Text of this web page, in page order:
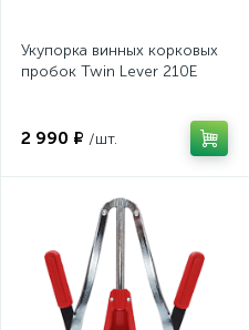
Укупорка винных корковых
пробок Twin Lever 210E
2 990 ₽ /шт.